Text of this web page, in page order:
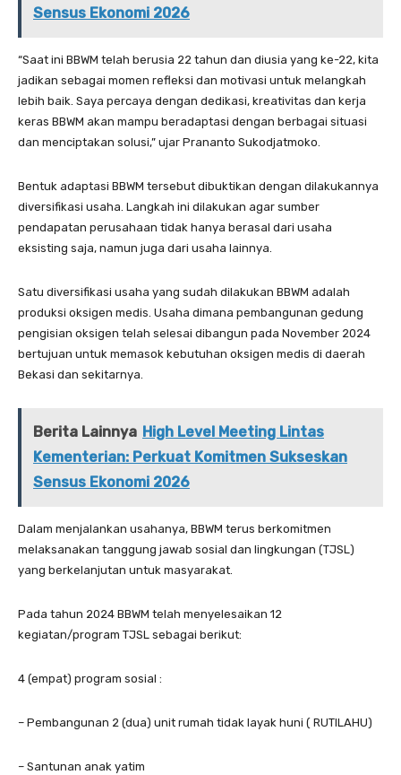
Sensus Ekonomi 2026
“Saat ini BBWM telah berusia 22 tahun dan diusia yang ke-22, kita
jadikan sebagai momen refleksi dan motivasi untuk melangkah
lebih baik. Saya percaya dengan dedikasi, kreativitas dan kerja
keras BBWM akan mampu beradaptasi dengan berbagai situasi
dan menciptakan solusi,” ujar Prananto Sukodjatmoko.
Bentuk adaptasi BBWM tersebut dibuktikan dengan dilakukannya
diversifikasi usaha. Langkah ini dilakukan agar sumber
pendapatan perusahaan tidak hanya berasal dari usaha
eksisting saja, namun juga dari usaha lainnya.
Satu diversifikasi usaha yang sudah dilakukan BBWM adalah
produksi oksigen medis. Usaha dimana pembangunan gedung
pengisian oksigen telah selesai dibangun pada November 2024
bertujuan untuk memasok kebutuhan oksigen medis di daerah
Bekasi dan sekitarnya.
Berita Lainnya High Level Meeting Lintas
Kementerian: Perkuat Komitmen Sukseskan
Sensus Ekonomi 2026
Dalam menjalankan usahanya, BBWM terus berkomitmen
melaksanakan tanggung jawab sosial dan lingkungan (TJSL)
yang berkelanjutan untuk masyarakat.
Pada tahun 2024 BBWM telah menyelesaikan 12
kegiatan/program TJSL sebagai berikut:
4 (empat) program sosial :
– Pembangunan 2 (dua) unit rumah tidak layak huni ( RUTILAHU)
– Santunan anak yatim